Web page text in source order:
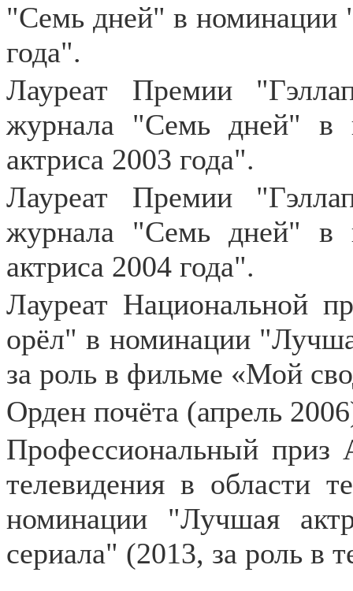
"Семь дней" в номинации
года".
Лауреат Премии
журнала "Семь дней" в
актриса 2003 года".
Лауреат Премии
журнала "Семь дней" в
актриса 2004 года".
Лауреат Национальной
орёл" в номинации
за роль в фильме «Мой
Орден почёта (апрель
Профессиональный приз
телевидения в области
номинации "Лучшая
сериала" (2013, за роль в